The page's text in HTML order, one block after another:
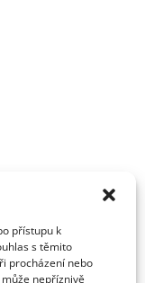
přístupu k
s těmito
procházení nebo
nepříznivě